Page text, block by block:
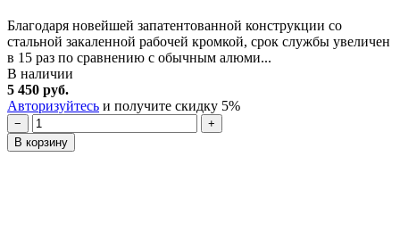
Благодаря новейшей запатентованной конструкции со
стальной закаленной рабочей кромкой, срок службы увеличен
в 15 раз по сравнению с обычным алюми...
В наличии
5 450 руб.
Авторизуйтесь и получите скидку 5%
−
+
В корзину